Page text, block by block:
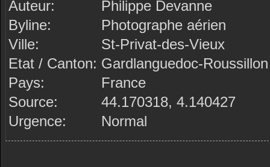
Auteur:
Philippe Devanne
Byline:
Photographe aérien
Ville:
St-Privat-des-Vieux
Etat / Canton: Gardlanguedoc-Roussillon
Pays:
France
Source:
44.170318, 4.140427
Urgence:
Normal